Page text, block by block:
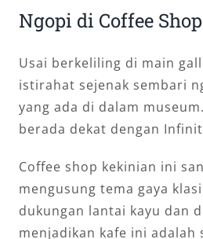
Ngopi di Coffee
Usai berkeliling di main
istirahat sejenak sembari
yang ada di dalam
berada dekat dengan
Coffee shop kekinian ini
mengusung tema gaya
dukungan lantai kayu dan
menjadikan kafe ini adalah